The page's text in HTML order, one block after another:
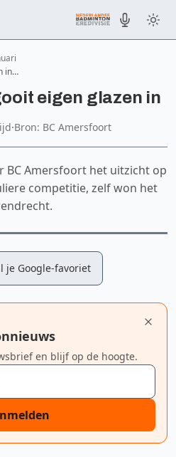
in…
eigen glazen in
·Bron: BC Amersfoort
BC Amersfoort het uitzicht op
competitie, zelf won het
je Google-favoriet
en blijf op de hoogte.